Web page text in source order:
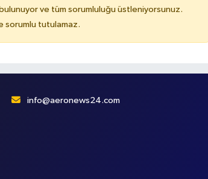
ve tüm sorumluluğu üstleniyorsunuz.
sorumlu tutulamaz.
info@aeronews24.com